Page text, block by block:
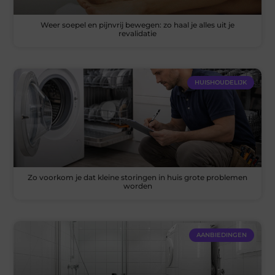
Weer soepel en pijnvrij bewegen: zo haal je alles uit je
revalidatie
HUISHOUDELIJK
Zo voorkom je dat kleine storingen in huis grote problemen
worden
AANBIEDINGEN